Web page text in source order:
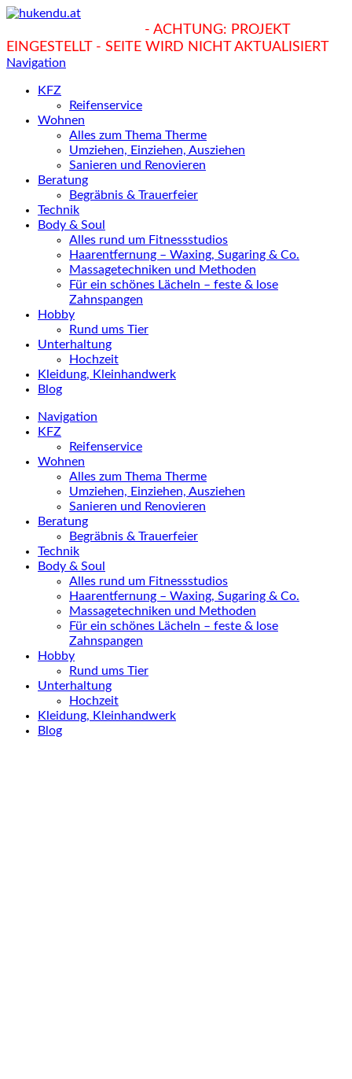
- ACHTUNG: PROJEKT
EINGESTELLT - SEITE WIRD NICHT AKTUALISIERT
Navigation
KFZ
Reifenservice
Wohnen
Alles zum Thema Therme
Umziehen, Einziehen, Ausziehen
Sanieren und Renovieren
Beratung
Begräbnis & Trauerfeier
Technik
Body & Soul
Alles rund um Fitnessstudios
Haarentfernung – Waxing, Sugaring & Co.
Massagetechniken und Methoden
Für ein schönes Lächeln – feste & lose
Zahnspangen
Hobby
Rund ums Tier
Unterhaltung
Hochzeit
Kleidung, Kleinhandwerk
Blog
Navigation
KFZ
Reifenservice
Wohnen
Alles zum Thema Therme
Umziehen, Einziehen, Ausziehen
Sanieren und Renovieren
Beratung
Begräbnis & Trauerfeier
Technik
Body & Soul
Alles rund um Fitnessstudios
Haarentfernung – Waxing, Sugaring & Co.
Massagetechniken und Methoden
Für ein schönes Lächeln – feste & lose
Zahnspangen
Hobby
Rund ums Tier
Unterhaltung
Hochzeit
Kleidung, Kleinhandwerk
Blog